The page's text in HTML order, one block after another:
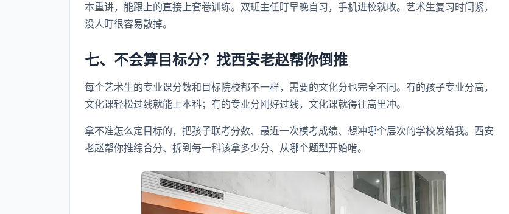
本重讲，能跟上的直接上套卷训练。双班主任盯早晚自习，手机进校就收。艺术生复习时间紧，
没人盯很容易散掉。
七、不会算目标分？找西安老赵帮你倒推
每个艺术生的专业课分数和目标院校都不一样，需要的文化分也完全不同。有的孩子专业分高，
文化课轻松过线就能上本科；有的专业分刚好过线，文化课就得往高里冲。
拿不准怎么定目标的，把孩子联考分数、最近一次模考成绩、想冲哪个层次的学校发给我。西安
老赵帮你推综合分、拆到每一科该拿多少分、从哪个题型开始啃。